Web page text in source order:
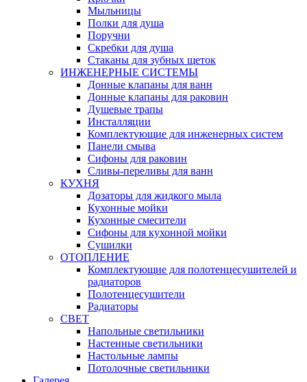
Мыльницы
Полки для душа
Поручни
Скребки для душа
Стаканы для зубных щеток
ИНЖЕНЕРНЫЕ СИСТЕМЫ
Донные клапаны для ванн
Донные клапаны для раковин
Душевые трапы
Инсталляции
Комплектующие для инженерных систем
Панели смыва
Сифоны для раковин
Сливы-переливы для ванн
КУХНЯ
Дозаторы для жидкого мыла
Кухонные мойки
Кухонные смесители
Сифоны для кухонной мойки
Сушилки
ОТОПЛЕНИЕ
Комплектующие для полотенцесушителей и
радиаторов
Полотенцесушители
Радиаторы
СВЕТ
Напольные светильники
Настенные светильники
Настольные лампы
Потолочные светильники